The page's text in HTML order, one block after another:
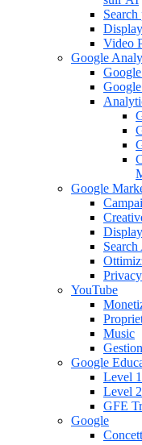
Search
Video
Google
Google
YouTube
Music
Google
Level 1
Level 2
GFE
Google